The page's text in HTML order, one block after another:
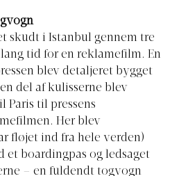
skudt i Istanbul gennem tre
tid for en reklamefilm. En
blev detaljeret bygget
del af kulisserne blev
til pressens
Her blev
fløjet ind fra hele verden)
et boardingpas og ledsaget
– en fuldendt togvogn